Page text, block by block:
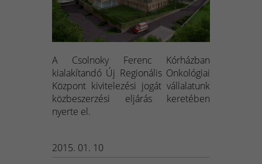
A Csolnoky Ferenc Kórházban
kialakítandó Új Regionális Onkológiai
Központ kivitelezési jogát vállalatunk
közbeszerzési eljárás keretében
nyerte el.
2015. 01. 10